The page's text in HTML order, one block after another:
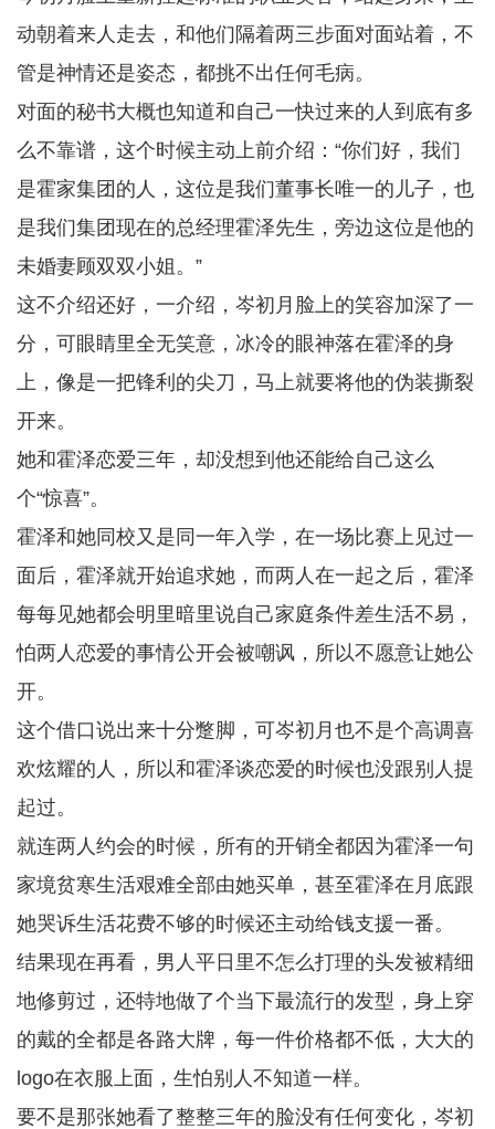
动朝着来人走去，和他们隔着两三步面对面站着，不
管是神情还是姿态，都挑不出任何毛病。
对面的秘书大概也知道和自己一快过来的人到底有多
么不靠谱，这个时候主动上前介绍：“你们好，我们
是霍家集团的人，这位是我们董事长唯一的儿子，也
是我们集团现在的总经理霍泽先生，旁边这位是他的
未婚妻顾双双小姐。”
这不介绍还好，一介绍，岑初月脸上的笑容加深了一
分，可眼睛里全无笑意，冰冷的眼神落在霍泽的身
上，像是一把锋利的尖刀，马上就要将他的伪装撕裂
开来。
她和霍泽恋爱三年，却没想到他还能给自己这么
个“惊喜”。
霍泽和她同校又是同一年入学，在一场比赛上见过一
面后，霍泽就开始追求她，而两人在一起之后，霍泽
每每见她都会明里暗里说自己家庭条件差生活不易，
怕两人恋爱的事情公开会被嘲讽，所以不愿意让她公
开。
这个借口说出来十分蹩脚，可岑初月也不是个高调喜
欢炫耀的人，所以和霍泽谈恋爱的时候也没跟别人提
起过。
就连两人约会的时候，所有的开销全都因为霍泽一句
家境贫寒生活艰难全部由她买单，甚至霍泽在月底跟
她哭诉生活花费不够的时候还主动给钱支援一番。
结果现在再看，男人平日里不怎么打理的头发被精细
地修剪过，还特地做了个当下最流行的发型，身上穿
的戴的全都是各路大牌，每一件价格都不低，大大的
logo在衣服上面，生怕别人不知道一样。
要不是那张她看了整整三年的脸没有任何变化，岑初